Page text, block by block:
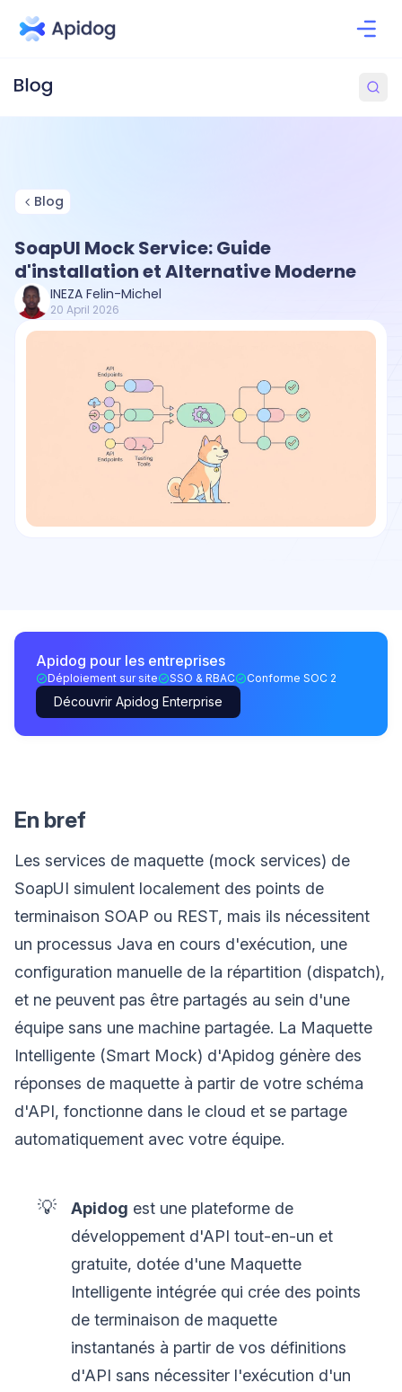
Blog
SoapUI Mock Service: Guide
d'installation et Alternative Moderne
INEZA Felin-Michel
20 April 2026
Apidog pour les entreprises
Déploiement sur site SSO & RBAC Conforme SOC 2
Découvrir Apidog Enterprise
En bref
Les services de maquette (mock services) de
SoapUI simulent localement des points de
terminaison SOAP ou REST, mais ils nécessitent
un processus Java en cours d'exécution, une
configuration manuelle de la répartition (dispatch),
et ne peuvent pas être partagés au sein d'une
équipe sans une machine partagée. La Maquette
Intelligente (Smart Mock) d'Apidog génère des
réponses de maquette à partir de votre schéma
d'API, fonctionne dans le cloud et se partage
automatiquement avec votre équipe.
💡 Apidog est une plateforme de
développement d'API tout-en-un et
gratuite, dotée d'une Maquette
Intelligente intégrée qui crée des points
de terminaison de maquette
instantanés à partir de vos définitions
d'API sans nécessiter l'exécution d'un